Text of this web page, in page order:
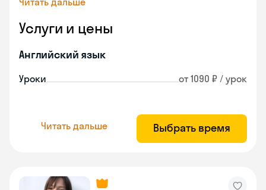
Услуги и цены
Английский язык
Уроки от 1090 ₽ / урок
Читать дальше Выбрать время